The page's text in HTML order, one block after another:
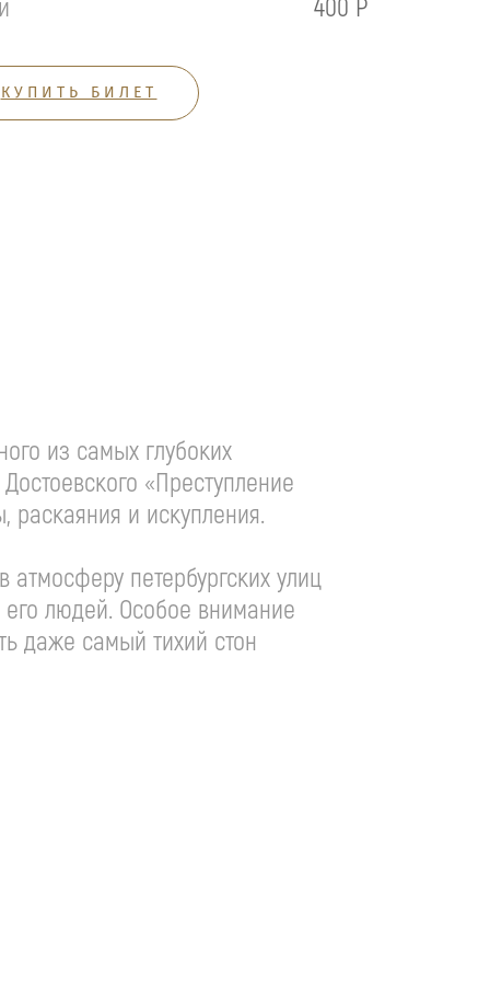
400 Р
КУПИТЬ БИЛЕТ
из самых глубоких
«Преступление
и искупления.
петербургских улиц
людей. Особое внимание
даже самый тихий стон